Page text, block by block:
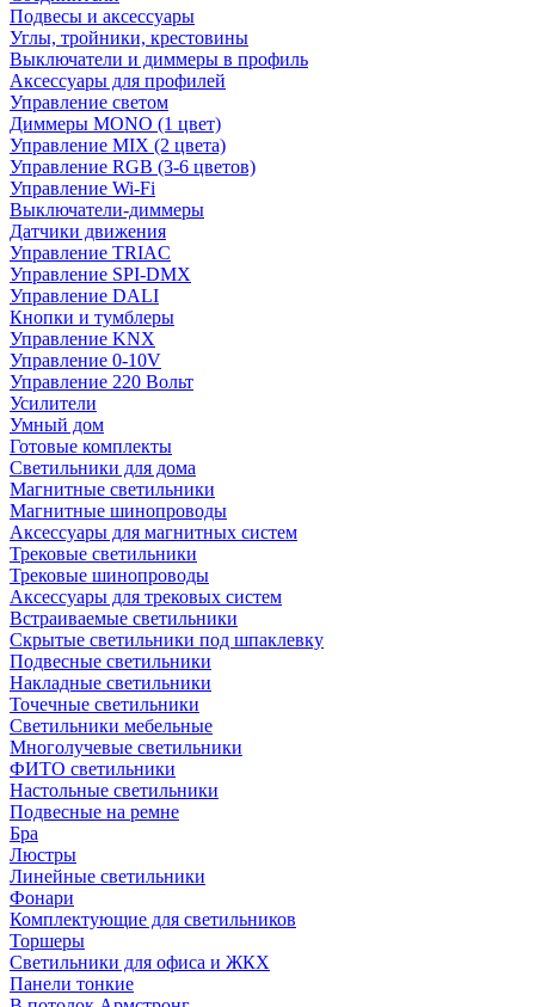
Подвесы и аксессуары
Углы, тройники, крестовины
Выключатели и диммеры в профиль
Аксессуары для профилей
Управление светом
Диммеры MONO (1 цвет)
Управление MIX (2 цвета)
Управление RGB (3-6 цветов)
Управление Wi-Fi
Выключатели-диммеры
Датчики движения
Управление TRIAC
Управление SPI-DMX
Управление DALI
Кнопки и тумблеры
Управление KNX
Управление 0-10V
Управление 220 Вольт
Усилители
Умный дом
Готовые комплекты
Светильники для дома
Магнитные светильники
Магнитные шинопроводы
Аксессуары для магнитных систем
Трековые светильники
Трековые шинопроводы
Аксессуары для трековых систем
Встраиваемые светильники
Скрытые светильники под шпаклевку
Подвесные светильники
Накладные светильники
Точечные светильники
Светильники мебельные
Многолучевые светильники
ФИТО светильники
Настольные светильники
Подвесные на ремне
Бра
Люстры
Линейные светильники
Фонари
Комплектующие для светильников
Торшеры
Светильники для офиса и ЖКХ
Панели тонкие